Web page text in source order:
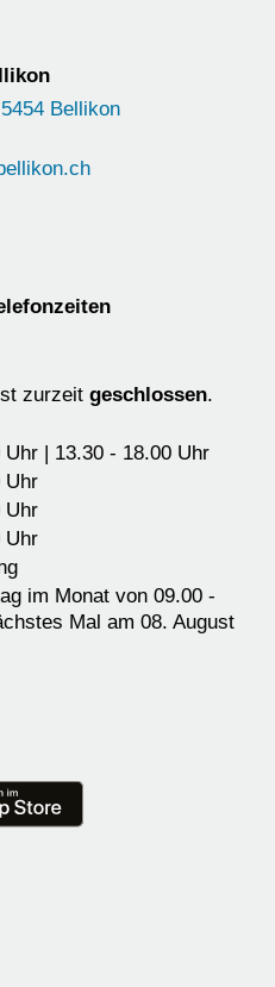
Bellikon
zurzeitgeschlossen.
Uhr | 13.30 - 18.00 Uhr
Uhr
Uhr
Uhr
im Monat von 09.00 -
Mal am 08. August